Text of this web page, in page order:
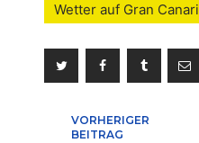
Wetter auf Gran
VORHERIGER
BEITRAG